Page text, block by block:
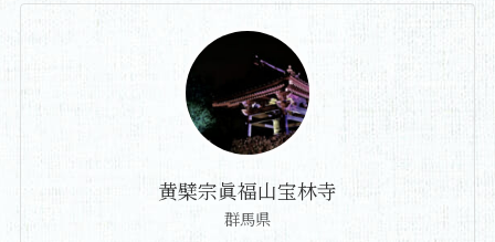
黄檗宗眞福山宝林寺
群馬県